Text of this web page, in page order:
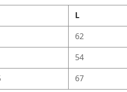
L
62
54
67